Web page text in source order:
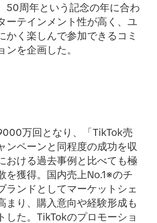
50周年という記念の年に合わ
ーテインメント性が高く、ユ
かく楽しんで参加できるコミ
ンを企画した。
万回となり、「TikTok売
ンペーンと同程度の成功を収
おける過去事例と比べても極
を獲得。国内売上No.1※のチ
ランドとしてマーケットシェ
まり、購入意向や経験形成も
した。TikTokのプロモーショ